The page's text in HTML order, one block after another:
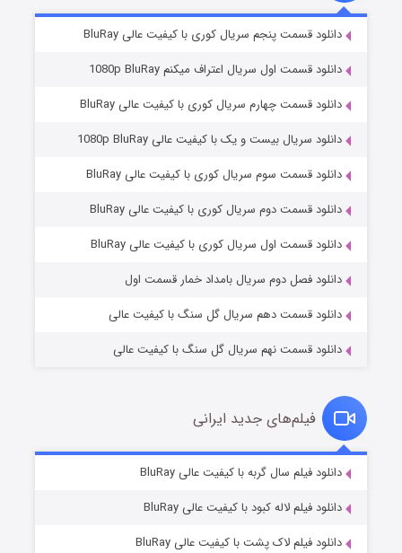
قسمت۵ (زیرنویس) منتشر شد
وستی ها
قسمت۱ (زیرنویس) منتشر شد
قسمت۶ (زیرنویس) منتشر شد
دانلود قسمت پنجم سریال کوری با کیفیت عالی BluRay
دانلود قسمت اول سریال اعتراف میکنم 1080p BluRay
دانلود قسمت چهارم سریال کوری با کیفیت عالی BluRay
دانلود سریال بیست و یک با کیفیت عالی 1080p BluRay
دانلود قسمت سوم سریال کوری با کیفیت عالی BluRay
دانلود قسمت دوم سریال کوری با کیفیت عالی BluRay
دانلود قسمت اول سریال کوری با کیفیت عالی BluRay
دانلود فصل دوم سریال بامداد خمار قسمت اول
دانلود قسمت دهم سریال گل سنگ با کیفیت عالی
دانلود قسمت نهم سریال گل سنگ با کیفیت عالی
فیلم‌های جدید ایرانی
دانلود فیلم سال گربه با کیفیت عالی BluRay
دانلود فیلم لاله کبود با کیفیت عالی BluRay
دانلود فیلم لاک پشت با کیفیت عالی BluRay